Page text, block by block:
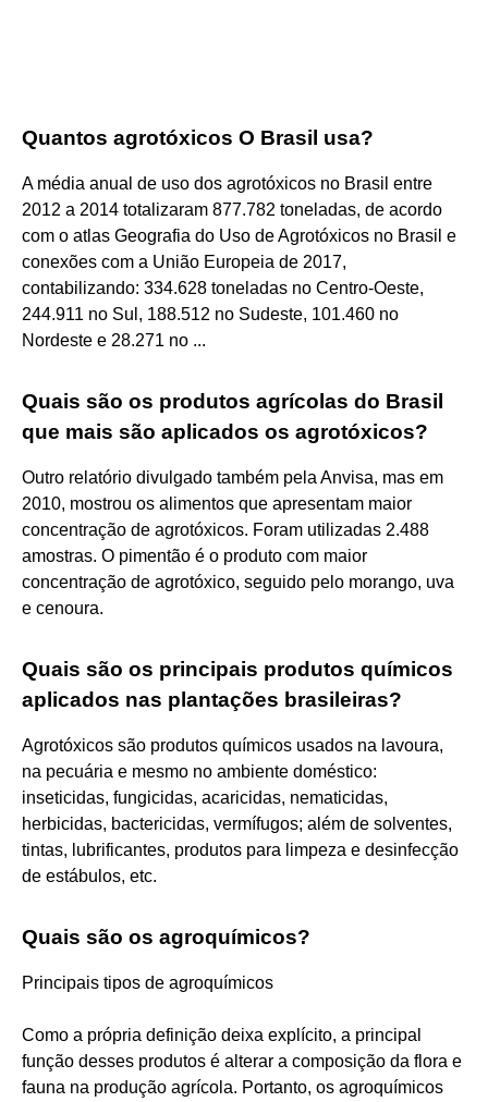
Quantos agrotóxicos O Brasil usa?
A média anual de uso dos agrotóxicos no Brasil entre
2012 a 2014 totalizaram 877.782 toneladas, de acordo
com o atlas Geografia do Uso de Agrotóxicos no Brasil e
conexões com a União Europeia de 2017,
contabilizando: 334.628 toneladas no Centro-Oeste,
244.911 no Sul, 188.512 no Sudeste, 101.460 no
Nordeste e 28.271 no ...
Quais são os produtos agrícolas do Brasil
que mais são aplicados os agrotóxicos?
Outro relatório divulgado também pela Anvisa, mas em
2010, mostrou os alimentos que apresentam maior
concentração de agrotóxicos. Foram utilizadas 2.488
amostras. O pimentão é o produto com maior
concentração de agrotóxico, seguido pelo morango, uva
e cenoura.
Quais são os principais produtos químicos
aplicados nas plantações brasileiras?
Agrotóxicos são produtos químicos usados na lavoura,
na pecuária e mesmo no ambiente doméstico:
inseticidas, fungicidas, acaricidas, nematicidas,
herbicidas, bactericidas, vermífugos; além de solventes,
tintas, lubrificantes, produtos para limpeza e desinfecção
de estábulos, etc.
Quais são os agroquímicos?
Principais tipos de agroquímicos
Como a própria definição deixa explícito, a principal
função desses produtos é alterar a composição da flora e
fauna na produção agrícola. Portanto, os agroquímicos